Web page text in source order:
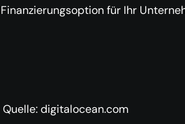
Finanzierungsoption für Ihr
Quelle: digitalocean.com